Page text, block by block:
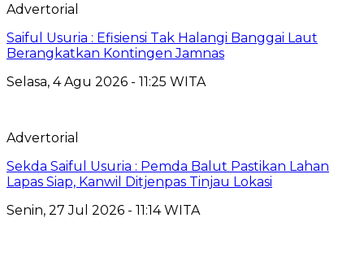
Advertorial
Saiful Usuria : Efisiensi Tak Halangi Banggai Laut
Berangkatkan Kontingen Jamnas
Selasa, 4 Agu 2026 - 11:25 WITA
Advertorial
Sekda Saiful Usuria : Pemda Balut Pastikan Lahan
Lapas Siap, Kanwil Ditjenpas Tinjau Lokasi
Senin, 27 Jul 2026 - 11:14 WITA